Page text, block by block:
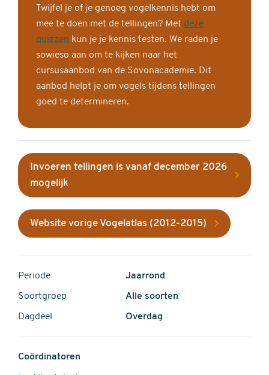
Twijfel je of je genoeg vogelkennis hebt om
mee te doen met de tellingen? Met deze
quizzen kun je je kennis testen. We raden je
sowieso aan om te kijken naar het
cursusaanbod van de Sovonacademie. Dit
aanbod helpt je om vogels tijdens tellingen
goed te determineren.
Invoeren tellingen is vanaf december 2026
mogelijk
Website vorige Vogelatlas (2012-2015)
Periode Jaarrond
Soortgroep Alle soorten
Dagdeel Overdag
Coördinatoren